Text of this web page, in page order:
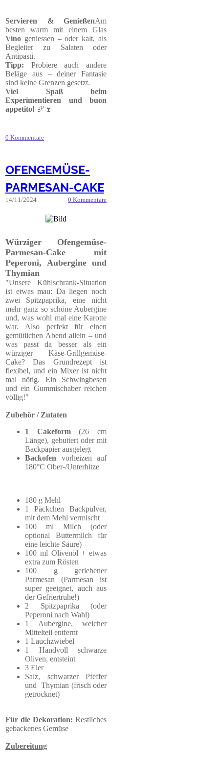
Servieren & GenießenAm
besten warm mit einem Glas
Vino geniessen – oder kalt, als
Begleiter zu Salaten oder
Antipasti.
Tipp: Probiere auch andere
Beläge aus – deiner Fantasie
sind keine Grenzen gesetzt.
Viel Spaß beim
Experimentieren und buon
appetito! 🥖🍷
0 Kommentare
OFENGEMÜSE-
PARMESAN-CAKE
14/11/2024 0 Kommentare
Würziger Ofengemüse-
Parmesan-Cake mit
Peperoni, Aubergine und
Thymian
"Unsere Kühlschrank-Situation
ist etwas mau: Da liegen noch
zwei Spitzpaprika, eine nicht
mehr ganz so schöne Aubergine
und, was wohl mal eine Karotte
war. Also perfekt für einen
gemütlichen Abend allein – und
was passt da besser als ein
würziger Käse-Grillgemüse-
Cake? Das Grundrezept ist
flexibel, und ein Mixer ist nicht
mal nötig. Ein Schwingbesen
und ein Gummischaber reichen
völlig!"
Zubehör / Zutaten
1 Cakeform(26 cm
Länge), gebuttert oder mit
Backpapier ausgelegt
Backofen vorheizen auf
180°C Ober-/Unterhitze
180 g Mehl
1 Päckchen Backpulver,
mit dem Mehl vermischt
100 ml Milch (oder
optional Buttermilch für
eine leichte Säure)
100 ml Olivenöl + etwas
extra zum Rösten
100 g geriebener
Parmesan (Parmesan ist
super geeignet, auch aus
der Gefriertruhe!)
2 Spitzpaprika (oder
Peperoni nach Wahl)
1 Aubergine, weicher
Mittelteil entfernt
1 Lauchzwiebel
1 Handvoll schwarze
Oliven, entsteint
3 Eier
Salz, schwarzer Pfeffer
und Thymian (frisch oder
getrocknet)
Für die Dekoration: Restliches
gebackenes Gemüse
Zubereitung